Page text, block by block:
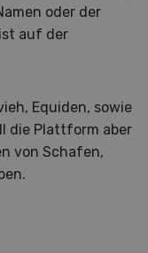
oder der
auf der
Equiden, sowie
die Plattform aber
von Schafen,